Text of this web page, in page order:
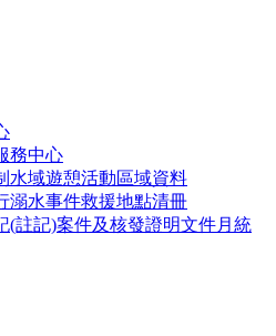
務中心
水域遊憩活動區域資料
溺水事件救援地點清冊
(註記)案件及核發證明文件月統